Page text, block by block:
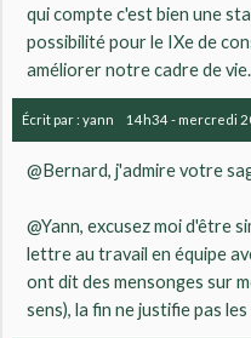
qui compte c'est bien une
possibilité pour le IXe de
améliorer notre cadre de
Écrit par :yann 14h34- mercredi
@Bernard, j'admire votre
@Yann, excusez moi d'être
lettre au travail en équipe
ont dit des mensonges sur
sens), la fin ne justifie pas